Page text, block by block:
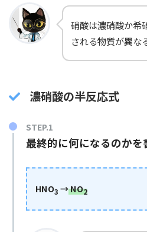
硝酸は濃硝酸か希
される物質が異な
濃硝酸の半反応式
最終的に何になるのかを
HNO3 →NO2